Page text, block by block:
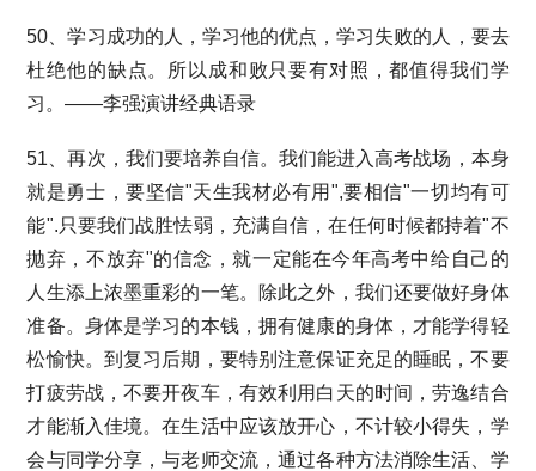
50、学习成功的人，学习他的优点，学习失败的人，要去
杜绝他的缺点。所以成和败只要有对照，都值得我们学
习。——李强演讲经典语录
51、再次，我们要培养自信。我们能进入高考战场，本身
就是勇士，要坚信"天生我材必有用",要相信"一切均有可
能".只要我们战胜怯弱，充满自信，在任何时候都持着"不
抛弃，不放弃"的信念，就一定能在今年高考中给自己的
人生添上浓墨重彩的一笔。除此之外，我们还要做好身体
准备。身体是学习的本钱，拥有健康的身体，才能学得轻
松愉快。到复习后期，要特别注意保证充足的睡眠，不要
打疲劳战，不要开夜车，有效利用白天的时间，劳逸结合
才能渐入佳境。在生活中应该放开心，不计较小得失，学
会与同学分享，与老师交流，通过各种方法消除生活、学